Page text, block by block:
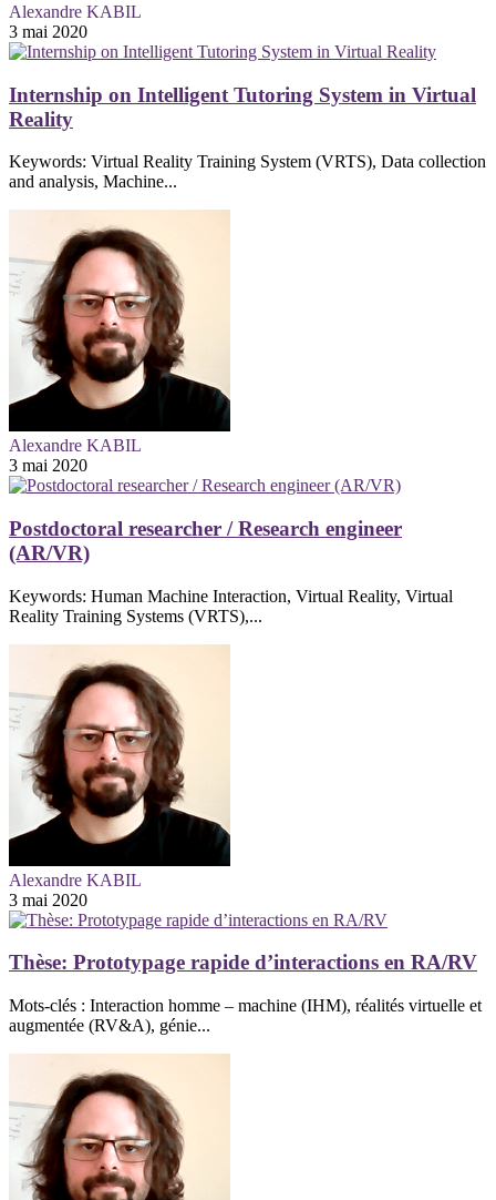
Alexandre KABIL
3 mai 2020
Internship on Intelligent Tutoring System in Virtual
Reality
Keywords: Virtual Reality Training System (VRTS), Data collection
and analysis, Machine...
Alexandre KABIL
3 mai 2020
Postdoctoral researcher / Research engineer
(AR/VR)
Keywords: Human Machine Interaction, Virtual Reality, Virtual
Reality Training Systems (VRTS),...
Alexandre KABIL
3 mai 2020
Thèse: Prototypage rapide d’interactions en RA/RV
Mots-clés : Interaction homme – machine (IHM), réalités virtuelle et
augmentée (RV&A), génie...